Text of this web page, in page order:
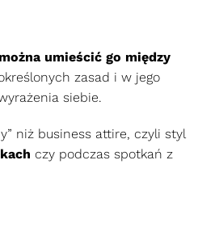
można umieścić go między
zasad i w jego
siebie.
niż business attire, czyli styl
czy podczas spotkań z